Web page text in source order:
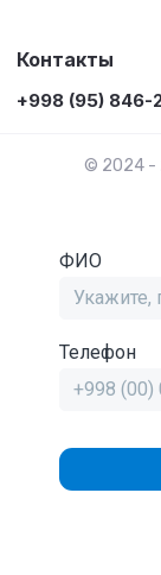
Контакты
+998 (95) 846-
© 2024 -